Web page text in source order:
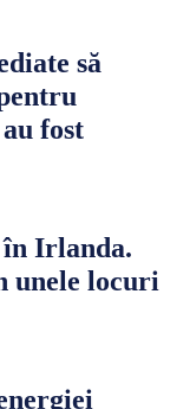
să
fost
Irlanda.
unele locuri